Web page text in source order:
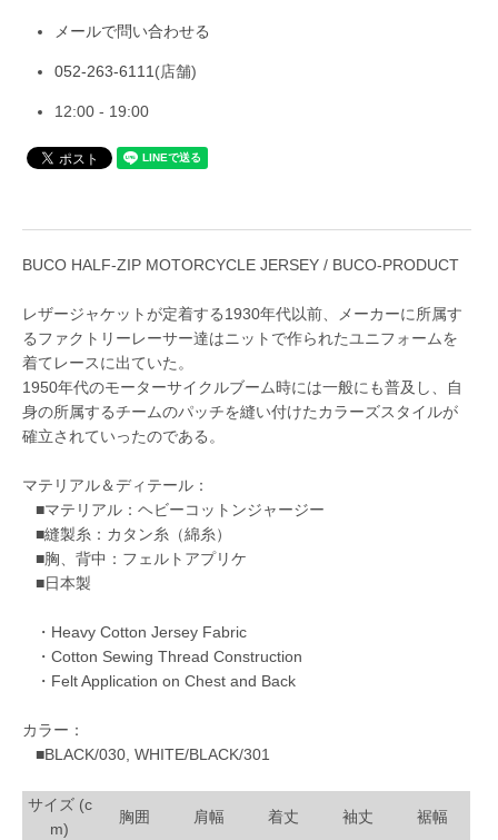
メールで問い合わせる
052-263-6111 (店舗)
12:00 - 19:00
BUCO HALF-ZIP MOTORCYCLE JERSEY / BUCO-PRODUCT
レザージャケットが定着する1930年代以前、メーカーに所属す
るファクトリーレーサー達はニットで作られたユニフォームを
着てレースに出ていた。
1950年代のモーターサイクルブーム時には一般にも普及し、自
身の所属するチームのパッチを縫い付けたカラーズスタイルが
確立されていったのである。
マテリアル＆ディテール：
■マテリアル：ヘビーコットンジャージー
■縫製糸：カタン糸（綿糸）
■胸、背中：フェルトアプリケ
■日本製
・Heavy Cotton Jersey Fabric
・Cotton Sewing Thread Construction
・Felt Application on Chest and Back
カラー：
■BLACK/030, WHITE/BLACK/301
サイズ (c
m)
胸囲 肩幅 着丈 袖丈 裾幅